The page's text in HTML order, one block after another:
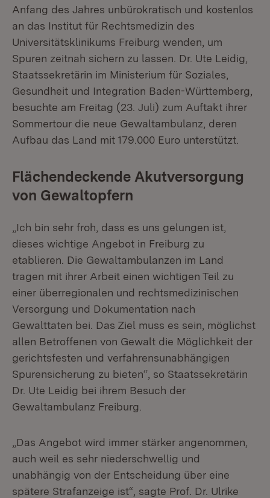
Anfang des Jahres unbürokratisch und kostenlos
an das Institut für Rechtsmedizin des
Universitätsklinikums Freiburg wenden, um
Spuren zeitnah sichern zu lassen. Dr. Ute Leidig,
Staatssekretärin im Ministerium für Soziales,
Gesundheit und Integration Baden-Württemberg,
besuchte am Freitag (23. Juli) zum Auftakt ihrer
Sommertour die neue Gewaltambulanz, deren
Aufbau das Land mit 179.000 Euro unterstützt.
Flächendeckende Akutversorgung
von Gewaltopfern
„Ich bin sehr froh, dass es uns gelungen ist,
dieses wichtige Angebot in Freiburg zu
etablieren. Die Gewaltambulanzen im Land
tragen mit ihrer Arbeit einen wichtigen Teil zu
einer überregionalen und rechtsmedizinischen
Versorgung und Dokumentation nach
Gewalttaten bei. Das Ziel muss es sein, möglichst
allen Betroffenen von Gewalt die Möglichkeit der
gerichtsfesten und verfahrensunabhängigen
Spurensicherung zu bieten“, so Staatssekretärin
Dr. Ute Leidig bei ihrem Besuch der
Gewaltambulanz Freiburg.
„Das Angebot wird immer stärker angenommen,
auch weil es sehr niederschwellig und
unabhängig von der Entscheidung über eine
spätere Strafanzeige ist“, sagte Prof. Dr. Ulrike